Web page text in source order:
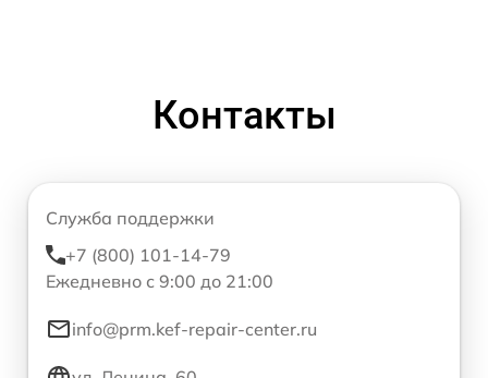
Контакты
Служба поддержки
+7 (800) 101-14-79
Ежедневно с 9:00 до 21:00
info@prm.kef-repair-center.ru